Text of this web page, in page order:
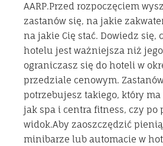
AARP.Przed rozpoczęciem
zastanów się, na jakie
na jakie Cię stać. Dowiedz się,
hotelu jest ważniejsza niż
ograniczasz się do hoteli w
przedziale cenowym.
potrzebujesz takiego, który
jak spa i centra fitness, czy po
widok.Aby zaoszczędzić
minibarze lub automacie w